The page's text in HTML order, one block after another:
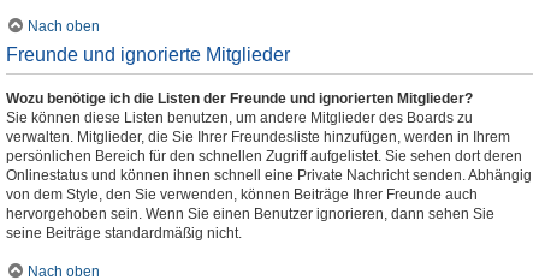
Nach oben
Freunde und ignorierte Mitglieder
Wozu benötige ich die Listen der Freunde und ignorierten Mitglieder?
Sie können diese Listen benutzen, um andere Mitglieder des Boards zu
verwalten. Mitglieder, die Sie Ihrer Freundesliste hinzufügen, werden in Ihrem
persönlichen Bereich für den schnellen Zugriff aufgelistet. Sie sehen dort deren
Onlinestatus und können ihnen schnell eine Private Nachricht senden. Abhängig
von dem Style, den Sie verwenden, können Beiträge Ihrer Freunde auch
hervorgehoben sein. Wenn Sie einen Benutzer ignorieren, dann sehen Sie
seine Beiträge standardmäßig nicht.
Nach oben